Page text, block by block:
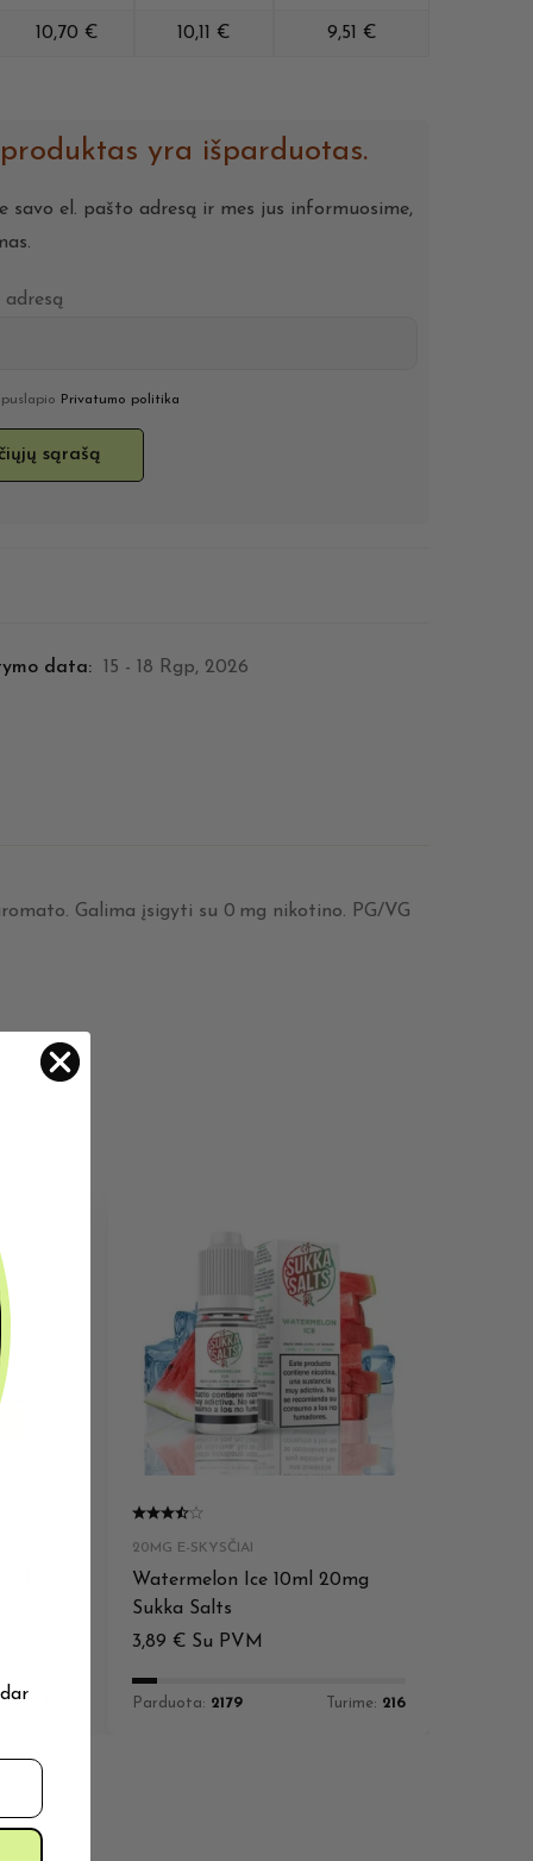
10,70 € 10,11 € 9,51 €
yra išparduotas.
savo el. pašto adresą ir mes jus informuosime,
adresą
Privatumo politika
data: 15 - 18 Rgp, 2026
Galima įsigyti su 0 mg nikotino. PG/VG
20MG E-SKYSČIAI
Watermelon Ice 10ml 20mg
Sukka Salts
3,89 € Su PVM
Parduota: 2179 Turime: 216